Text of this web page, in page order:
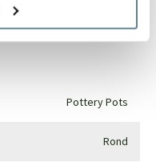
Pottery Pots
Rond